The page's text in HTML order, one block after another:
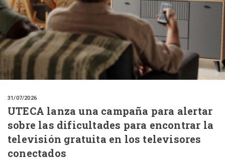
31/07/2026
UTECA lanza una campaña para alertar
sobre las dificultades para encontrar la
televisión gratuita en los televisores
conectados